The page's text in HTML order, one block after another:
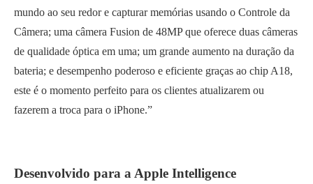
mundo ao seu redor e capturar memórias usando o Controle da
Câmera; uma câmera Fusion de 48MP que oferece duas câmeras
de qualidade óptica em uma; um grande aumento na duração da
bateria; e desempenho poderoso e eficiente graças ao chip A18,
este é o momento perfeito para os clientes atualizarem ou
fazerem a troca para o iPhone.”
Desenvolvido para a Apple Intelligence